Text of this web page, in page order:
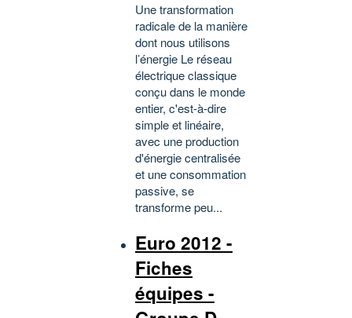
Une transformation
radicale de la manière
dont nous utilisons
l’énergie Le réseau
électrique classique
conçu dans le monde
entier, c'est-à-dire
simple et linéaire,
avec une production
d'énergie centralisée
et une consommation
passive, se
transforme peu...
Euro 2012 -
Fiches
équipes -